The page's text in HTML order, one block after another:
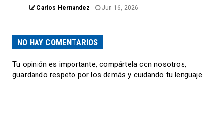
Carlos Hernández Jun 16, 2026
NO HAY COMENTARIOS
Tu opinión es importante, compártela con nosotros,
guardando respeto por los demás y cuidando tu lenguaje